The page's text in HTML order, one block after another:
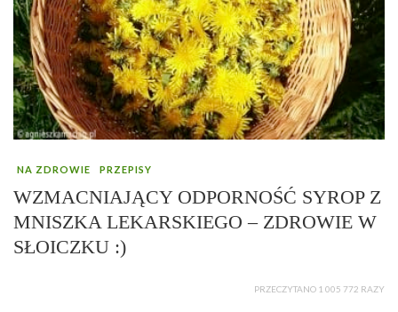
NA ZDROWIE PRZEPISY
WZMACNIAJĄCY ODPORNOŚĆ SYROP Z
MNISZKA LEKARSKIEGO – ZDROWIE W
SŁOICZKU :)
PRZECZYTANO 1 005 772 RAZY